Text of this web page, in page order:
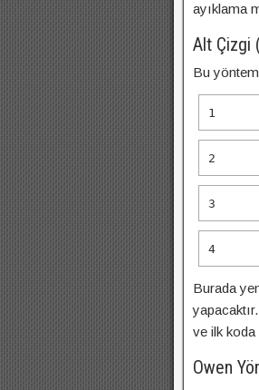
ayıklama
Alt Çizgi
Bu
1
2
3
4
Burada
ve ilk koda
Owen